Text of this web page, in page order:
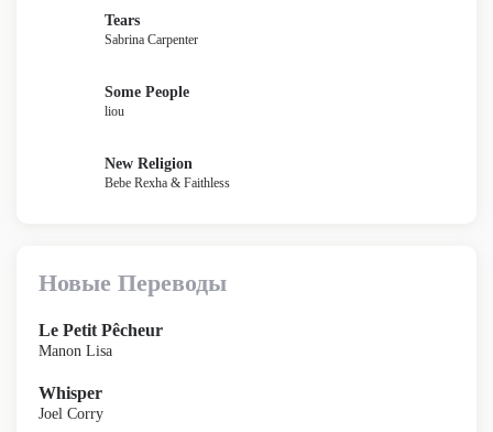
Tears
Sabrina Carpenter
Some People
liou
New Religion
Bebe Rexha & Faithless
Новые Переводы
Le Petit Pêcheur
Manon Lisa
Whisper
Joel Corry